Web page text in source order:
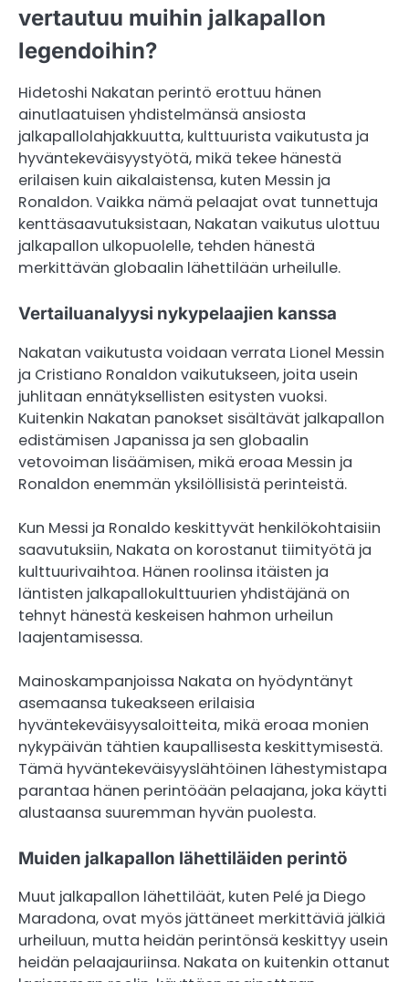
vertautuu muihin jalkapallon
legendoihin?
Hidetoshi Nakatan perintö erottuu hänen
ainutlaatuisen yhdistelmänsä ansiosta
jalkapallolahjakkuutta, kulttuurista vaikutusta ja
hyväntekeväisyystyötä, mikä tekee hänestä
erilaisen kuin aikalaistensa, kuten Messin ja
Ronaldon. Vaikka nämä pelaajat ovat tunnettuja
kenttäsaavutuksistaan, Nakatan vaikutus ulottuu
jalkapallon ulkopuolelle, tehden hänestä
merkittävän globaalin lähettilään urheilulle.
Vertailuanalyysi nykypelaajien kanssa
Nakatan vaikutusta voidaan verrata Lionel Messin
ja Cristiano Ronaldon vaikutukseen, joita usein
juhlitaan ennätyksellisten esitysten vuoksi.
Kuitenkin Nakatan panokset sisältävät jalkapallon
edistämisen Japanissa ja sen globaalin
vetovoiman lisäämisen, mikä eroaa Messin ja
Ronaldon enemmän yksilöllisistä perinteistä.
Kun Messi ja Ronaldo keskittyvät henkilökohtaisiin
saavutuksiin, Nakata on korostanut tiimityötä ja
kulttuurivaihtoa. Hänen roolinsa itäisten ja
läntisten jalkapallokulttuurien yhdistäjänä on
tehnyt hänestä keskeisen hahmon urheilun
laajentamisessa.
Mainoskampanjoissa Nakata on hyödyntänyt
asemaansa tukeakseen erilaisia
hyväntekeväisyysaloitteita, mikä eroaa monien
nykypäivän tähtien kaupallisesta keskittymisestä.
Tämä hyväntekeväisyyslähtöinen lähestymistapa
parantaa hänen perintöään pelaajana, joka käytti
alustaansa suuremman hyvän puolesta.
Muiden jalkapallon lähettiläiden perintö
Muut jalkapallon lähettiläät, kuten Pelé ja Diego
Maradona, ovat myös jättäneet merkittäviä jälkiä
urheiluun, mutta heidän perintönsä keskittyy usein
heidän pelaajauriinsa. Nakata on kuitenkin ottanut